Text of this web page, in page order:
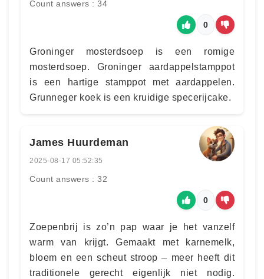
Count answers : 34
0
Groninger mosterdsoep is een romige
mosterdsoep. Groninger aardappelstamppot
is een hartige stamppot met aardappelen.
Grunneger koek is een kruidige specerijcake.
James Huurdeman
2025-08-17 05:52:35
Count answers : 32
0
Zoepenbrij is zo’n pap waar je het vanzelf
warm van krijgt. Gemaakt met karnemelk,
bloem en een scheut stroop – meer heeft dit
traditionele gerecht eigenlijk niet nodig.